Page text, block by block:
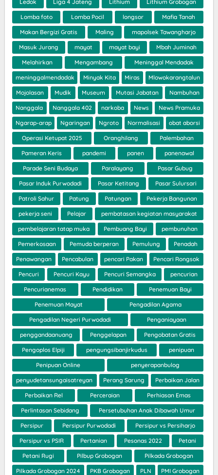
Ledok Liga 4 Jateng Lithium Lithium Grobogan
Lomba foto Lomba Pocil longsor Mafia Tanah
Makan Bergizi Gratis Maling mapolsek Tawangharjo
Masuk Jurang mayat mayat bayi Mbah Juminah
Melahirkan Mengambang Meninggal Mendadak
meninggalmendadak Minyak Kita Miras Mlowokarangtalun
Mojolasan Mudik Museum Mutasi Jabatan Nambuhan
Nanggala Nanggala 402 narkoba News News Pramuka
Ngarap-arap Ngaringan Ngroto Normalisasi obat aborsi
Operasi Ketupat 2025 Oranghilang Palembahan
Pameran Keris pandemi panen panenawal
Parade Seni Budaya Paralayang Pasar Gubug
Pasar Induk Purwodadi Pasar Ketitang Pasar Sulursari
Patroli Sahur Patung Patungan Pekerja Bangunan
pekerja seni Pelajar pembatasan kegiatan masyarakat
pembelajaran tatap muka Pembuang Bayi pembunuhan
Pemerkosaan Pemuda berperan Pemulung Penadah
Penawangan Pencabulan pencari Pakan Pencari Rongsok
Pencuri Pencuri Kayu Pencuri Semangka pencurian
Pencurianemas Pendidikan Penemuan Bayi
Penemuan Mayat Pengadilan Agama
Pengadilan Negeri Purwodadi Penganiayaan
penggandaanuang Penggelapan Pengobatan Gratis
Pengoplos Elpiji pengungsibanjirkudus penipuan
Penipuan Online penyerapanbulog
penyudetansungaisatreyan Perang Sarung Perbaikan Jalan
Perbaikan Rel Perceraian Perhiasan Emas
Perlintasan Sebidang Persetubuhan Anak Dibawah Umur
Persipur Persipur Purwodadi Persipur vs Persiharjo
Persipur vs PSIR Pertanian Pesonas 2022 Petani
Petani Rugi Pilbup Grobogan Pilkada Grobogan
Pilkada Grobogan 2024 PKB Grobogan PLN PMI Grobogan